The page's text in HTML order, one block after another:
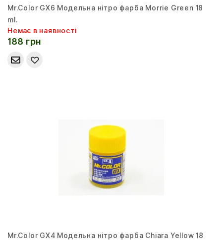
Mr.Color GX6 Модельна нітро фарба Morrie Green 18
ml.
Немає в наявності
188 грн
Mr.Color GX4 Модельна нітро фарба Chiara Yellow 18